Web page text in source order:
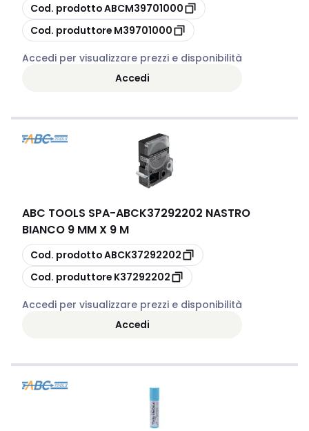
copia
Cod. prodottoABCM39701000
copia
Cod. produttore M39701000
Accedi per visualizzare prezzi e disponibilità
Accedi
ABC TOOLS SPA-ABCK37292202 NASTRO
BIANCO 9 MM X 9 M
copia
Cod. prodottoABCK37292202
copia
Cod. produttore K37292202
Accedi per visualizzare prezzi e disponibilità
Accedi